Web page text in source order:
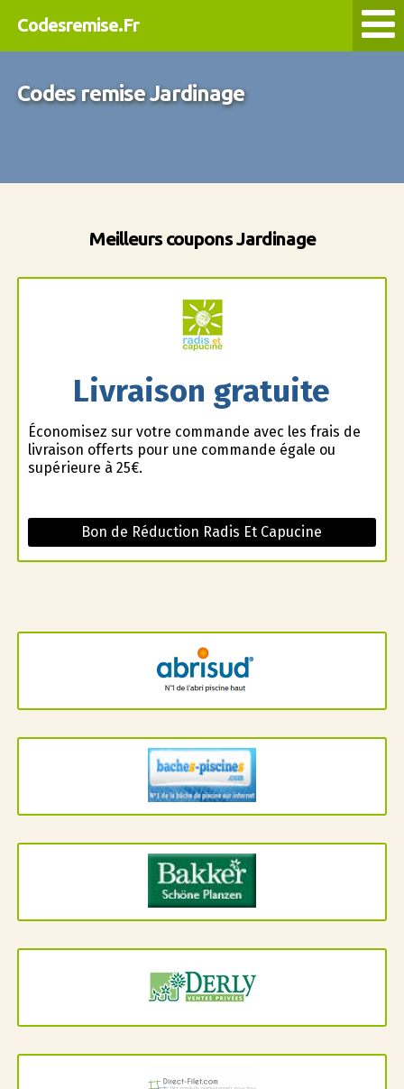
Codesremise.Fr
Codes remise Jardinage
Meilleurs coupons Jardinage
Livraison gratuite
Économisez sur votre commande avec les frais de
livraison offerts pour une commande égale ou
supérieure à 25€.
Bon de Réduction Radis Et Capucine